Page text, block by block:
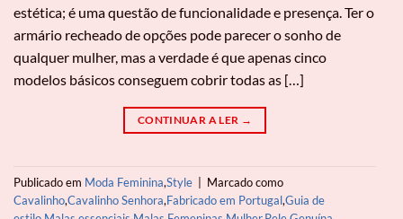
estética; é uma questão de funcionalidade e presença. Ter o
armário recheado de opções pode parecer o sonho de
qualquer mulher, mas a verdade é que apenas cinco
modelos básicos conseguem cobrir todas as […]
CONTINUAR A LER →
Publicado em Moda Feminina,Style
Marcado como
Cavalinho,Cavalinho Senhora,Fabricado em Portugal,Guia de